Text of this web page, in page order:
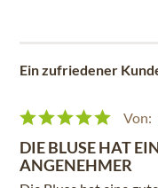
Ein zufriedener
Von:
DIE BLUSE HAT
NGENEHMER